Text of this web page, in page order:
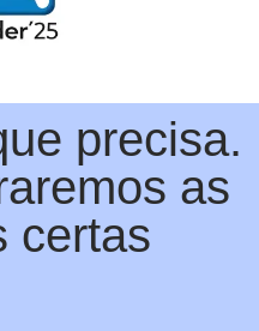
precisa.
as
certas